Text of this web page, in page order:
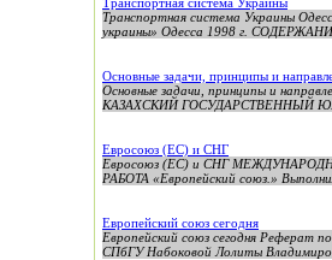
Транспортная система Украины
украины» Одесса 1998 г.
Основные задачи, принципы и
Основные задачи, принципы и
КАЗАХСКИЙ ГОСУДАРСТВЕННЫЙ
Евросоюз (ЕС) и СНГ
Евросоюз (ЕС) и СНГ
РАБОТА «Европейский союз.»
Европейский союз сегодня
Европейский союз сегодня Реферат
СПбГУ Набоковой Лолиты